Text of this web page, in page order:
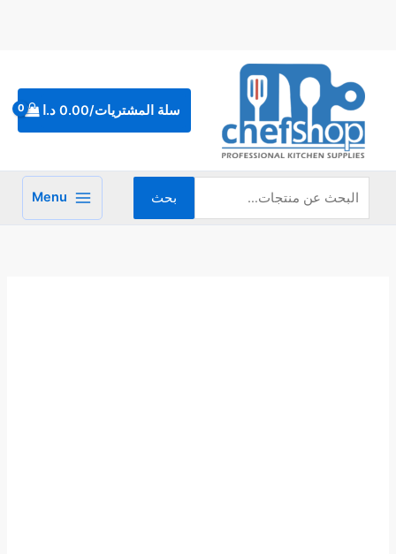
سلة المشتريات/0.00 د.ا
عن:
بحث Menu